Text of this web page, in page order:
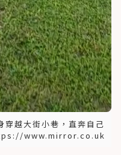
穿越大街小巷，直奔自己
www.mirror.co.uk